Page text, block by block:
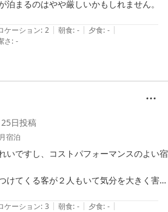
ケーション: 2 | 朝食: - | 夕食: - |
さ: -
日投稿
宿泊
いですし、コストパフォーマンスのよい宿
けてくる客が２人もいて気分を大きく害し
いにせよ、すべてが台無しです。
ケーション: 3 | 朝食: - | 夕食: - |